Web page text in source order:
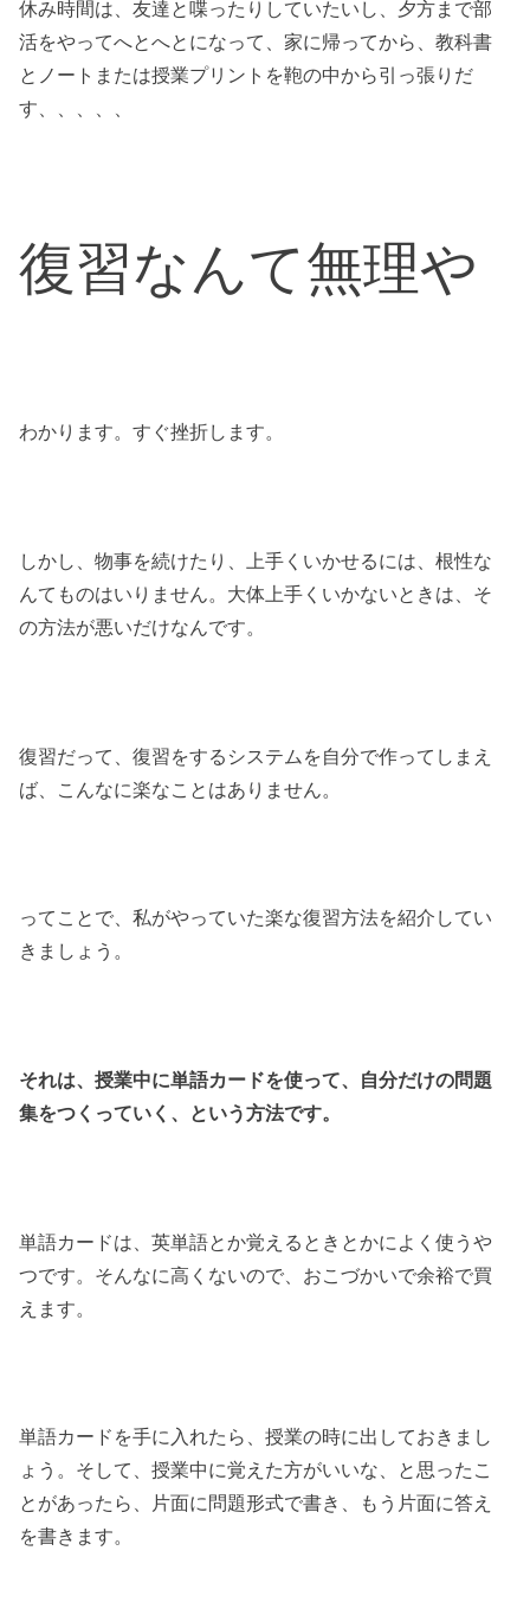
休み時間は、友達と喋ったりしていたいし、夕方まで部
活をやってへとへとになって、家に帰ってから、教科書
とノートまたは授業プリントを鞄の中から引っ張りだ
す、、、、、
復習なんて無理や
わかります。すぐ挫折します。
しかし、物事を続けたり、上手くいかせるには、根性な
んてものはいりません。大体上手くいかないときは、そ
の方法が悪いだけなんです。
復習だって、復習をするシステムを自分で作ってしまえ
ば、こんなに楽なことはありません。
ってことで、私がやっていた楽な復習方法を紹介してい
きましょう。
それは、授業中に単語カードを使って、自分だけの問題
集をつくっていく、という方法です。
単語カードは、英単語とか覚えるときとかによく使うや
つです。そんなに高くないので、おこづかいで余裕で買
えます。
単語カードを手に入れたら、授業の時に出しておきまし
ょう。そして、授業中に覚えた方がいいな、と思ったこ
とがあったら、片面に問題形式で書き、もう片面に答え
を書きます。